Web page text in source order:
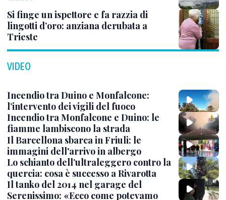
Si finge un ispettore e fa razzia di
lingotti d’oro: anziana derubata a
Trieste
VIDEO
Incendio tra Duino e Monfalcone:
l’intervento dei vigili del fuoco
Incendio tra Monfalcone e Duino: le
fiamme lambiscono la strada
Il Barcellona sbarca in Friuli: le
immagini dell'arrivo in albergo
Lo schianto dell’ultraleggero contro la
quercia: cosa è successo a Rivarotta
Il tanko del 2014 nel garage del
Serenissimo: «Ecco come potevamo